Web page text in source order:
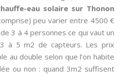
eau solaire sur Thonon
peu varier entre 4500 €
3 à 4 personnes ce qui vaut un
à 5 m2 de capteurs. Les prix
au double selon que l’on habite
ou non : quand 3m2 suffisent